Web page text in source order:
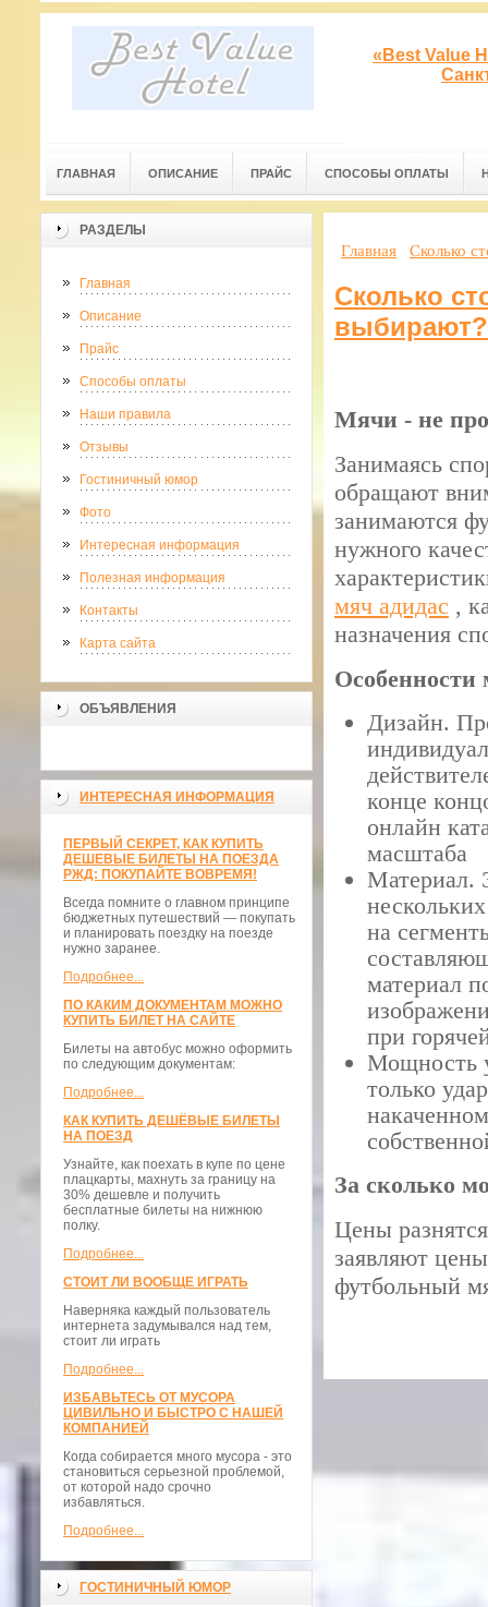
«Best Value
ГЛАВНАЯ ОПИСАНИЕ ПРАЙС СПОСОБЫ ОПЛАТЫ
РАЗДЕЛЫ
Главная
Описание
Прайс
Способы оплаты
Наши правила
Отзывы
Гостиничный юмор
Фото
Интересная информация
Полезная информация
Контакты
Карта сайта
ОБЪЯВЛЕНИЯ
ИНТЕРЕСНАЯ ИНФОРМАЦИЯ
ПЕРВЫЙ СЕКРЕТ, КАК КУПИТЬ
ДЕШЕВЫЕ БИЛЕТЫ НА ПОЕЗДА
РЖД: ПОКУПАЙТЕ ВОВРЕМЯ!
Всегда помните о главном принципе
бюджетных путешествий — покупать
и планировать поездку на поезде
нужно заранее.
Подробнее...
ПО КАКИМ ДОКУМЕНТАМ МОЖНО
КУПИТЬ БИЛЕТ НА САЙТЕ
Билеты на автобус можно оформить
по следующим документам:
Подробнее...
КАК КУПИТЬ ДЕШЁВЫЕ БИЛЕТЫ
НА ПОЕЗД
Узнайте, как поехать в купе по цене
плацкарты, махнуть за границу на
30% дешевле и получить
бесплатные билеты на нижнюю
полку.
Подробнее...
СТОИТ ЛИ ВООБЩЕ ИГРАТЬ
Наверняка каждый пользователь
интернета задумывался над тем,
стоит ли играть
Подробнее...
ИЗБАВЬТЕСЬ ОТ МУСОРА
ЦИВИЛЬНО И БЫСТРО С НАШЕЙ
КОМПАНИЕЙ
Когда собирается много мусора - это
становиться серьезной проблемой,
от которой надо срочно
избавляться.
Подробнее...
ГОСТИНИЧНЫЙ ЮМОР
Главная Сколько
Сколько
выбирают?
Мячи - не
Занимаясь
обращают
занимаются
нужного
мяч адидас ,
назначения
Особенности
Дизайн.
конце
онлайн
масштаба
Материал.
на
материал
при
Мощность
только
За сколько
Цены
заявляют
футбольный